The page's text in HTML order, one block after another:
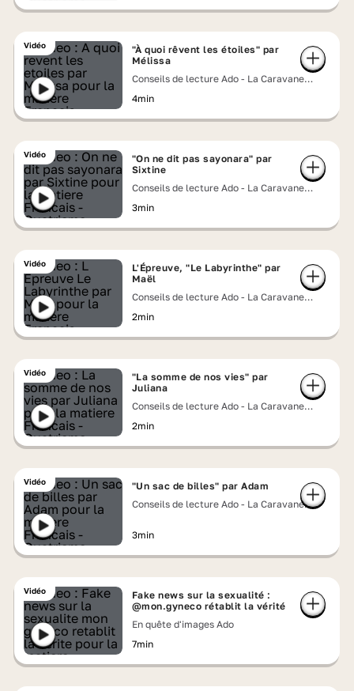
Vidéo
"À quoi rêvent les étoiles" par
Mélissa
Conseils de lecture Ado - La Caravane
4min
Vidéo
"On ne dit pas sayonara" par
Sixtine
Conseils de lecture Ado - La Caravane
3min
Vidéo
L'Épreuve, "Le Labyrinthe" par
Maël
Conseils de lecture Ado - La Caravane
2min
Vidéo
"La somme de nos vies" par
Juliana
Conseils de lecture Ado - La Caravane
2min
Vidéo
"Un sac de billes" par Adam
Conseils de lecture Ado - La Caravane
3min
Vidéo
Fake news sur la sexualité :
@mon.gyneco rétablit la vérité
En quête d'images Ado
7min